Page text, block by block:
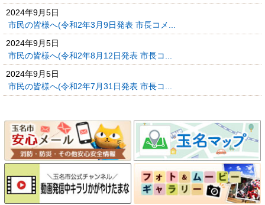
2024年9月5日
市民の皆様へ(令和2年3月9日発表 市長コメ...
2024年9月5日
市民の皆様へ(令和2年8月12日発表 市長コ...
2024年9月5日
市民の皆様へ(令和2年7月31日発表 市長コ...